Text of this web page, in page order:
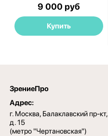
9 000 руб
Купить
ЗрениеПро
Адрес:
г. Москва, Балаклавский пр-кт,
д. 15
(метро "Чертановская")